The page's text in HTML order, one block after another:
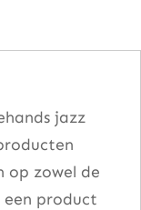
jazz
op zowel de
een product